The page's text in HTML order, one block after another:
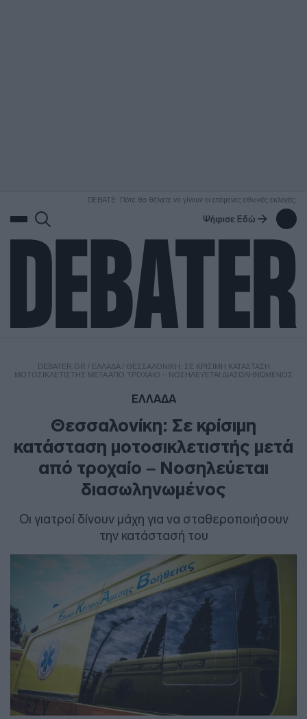
DEBATE: Πότε θα θέλατε να γίνουν οι επόμενες εθνικές εκλογές;
Ψήφισε Εδώ
DEBATER.GR / ΕΛΛΑΔΑ/ ΘΕΣΣΑΛΟΝΊΚΗ: ΣΕ ΚΡΊΣΙΜΗ ΚΑΤΆΣΤΑΣΗ
ΜΟΤΟΣΙΚΛΕΤΙΣΤΉΣ ΜΕΤΆ ΑΠΌ ΤΡΟΧΑΊΟ – ΝΟΣΗΛΕΎΕΤΑΙ ΔΙΑΣΩΛΗΝΩΜΈΝΟΣ
ΕΛΛΑΔΑ
Θεσσαλονίκη: Σε κρίσιμη
κατάσταση μοτοσικλετιστής μετά
από τροχαίο – Νοσηλεύεται
διασωληνωμένος
Οι γιατροί δίνουν μάχη για να σταθεροποιήσουν
την κατάστασή του